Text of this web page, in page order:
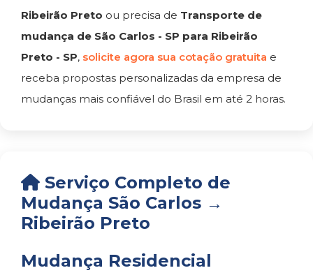
Ribeirão Preto ou precisa de Transporte de
mudança de São Carlos - SP para Ribeirão
Preto - SP, solicite agora sua cotação gratuita e
receba propostas personalizadas da empresa de
mudanças mais confiável do Brasil em até 2 horas.
Serviço Completo de
Mudança São Carlos →
Ribeirão Preto
Mudança Residencial